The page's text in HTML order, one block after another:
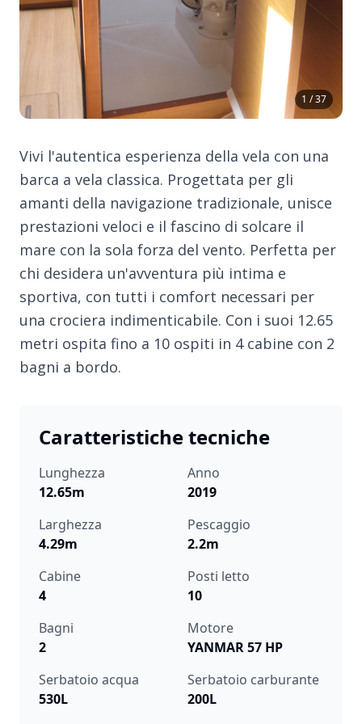
1 / 37
Vivi l'autentica esperienza della vela con una
barca a vela classica. Progettata per gli
amanti della navigazione tradizionale, unisce
prestazioni veloci e il fascino di solcare il
mare con la sola forza del vento. Perfetta per
chi desidera un'avventura più intima e
sportiva, con tutti i comfort necessari per
una crociera indimenticabile. Con i suoi 12.65
metri ospita fino a 10 ospiti in 4 cabine con 2
bagni a bordo.
Caratteristiche tecniche
Lunghezza
12.65m
Anno
2019
Larghezza
4.29m
Pescaggio
2.2m
Cabine
4
Posti letto
10
Bagni
2
Motore
YANMAR 57 HP
Serbatoio acqua
530L
Serbatoio carburante
200L